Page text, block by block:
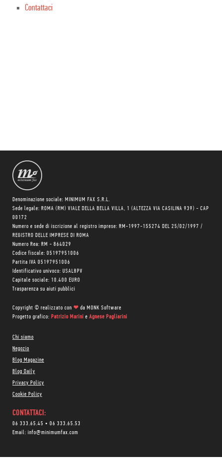
Contattaci
Denominazione sociale: MINIMUM FAX S.R.L.
Sede legale: ROMA (RM) VIALE DELLA BELLA VILLA, 1 (ALTEZZA VIA CASILINA 939) - CAP
00172
Numero e sede di iscrizione al registro imprese: RM-1997-155274 DEL 25/02/1997 /
REGISTRO DELLE IMPRESE DI ROMA
Numero Rea: RM - 864029
Codice fiscale: 05197951006
Partita IVA 05197951006
Identificativo univoco: USAL8PV
Capitale sociale: 10.400 EURO
Trasparenza su aiuti pubblici
Copyright © realizzato con ❤ da MONK Software
Progetto grafico: Patrizio Marini e Agnese Pagliarini
Chi siamo
Negozio
Blog Magazine
Blog Daily
Privacy Policy
Cookie Policy
CONTATTACI:
06 333.65.45 • 06 333.65.53
Email: info@minimumfax.com